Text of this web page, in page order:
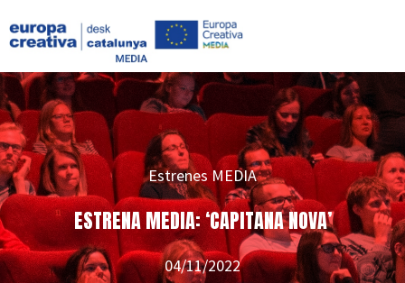
Estrenes MEDIA
ESTRENA MEDIA: ‘CAPITANA NOVA’
04/11/2022